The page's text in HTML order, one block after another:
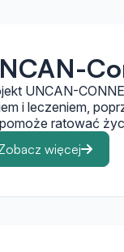
UNCAN-
i leczeniem,
ratować
więcej